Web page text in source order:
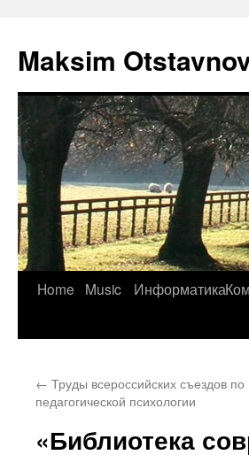
Maksim
Skip
Home Music Информатика
← Труды всероссийских съездов по
педагогической психологии
«Библиотека